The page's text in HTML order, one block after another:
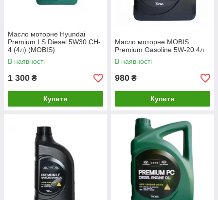
Масло моторне Hyundai
Premium LS Diesel 5W30 CH-
4 (4л) (MOBIS)
В наявності
1 300 ₴
Купити
Масло моторне MOBIS
Premium Gasoline 5W-20 4л
В наявності
980 ₴
Купити